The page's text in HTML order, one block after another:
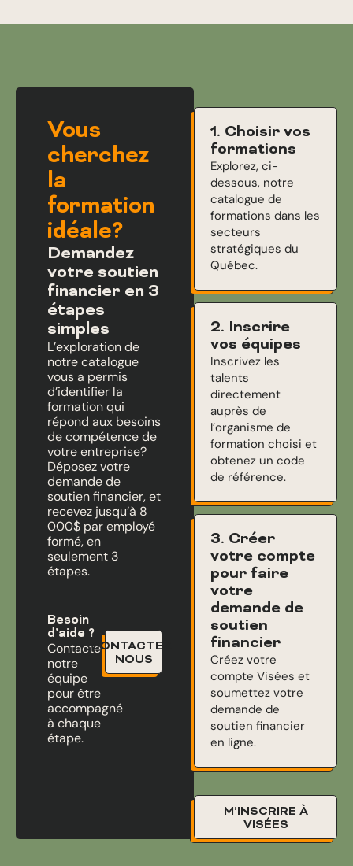
Vous
cherchez
la
formation
idéale?
Demandez
votre soutien
financier en 3
étapes
simples
L’exploration de
notre catalogue
vous a permis
d’identifier la
formation qui
répond aux besoins
de compétence de
votre entreprise?
Déposez votre
demande de
soutien financier, et
recevez jusqu’à 8
000$ par employé
formé, en
seulement 3
étapes.
Besoin
d’aide ?
Contactez
notre
équipe
pour être
accompagné
à chaque
étape.
CONTACTEZ-
NOUS
1. Choisir vos
formations
Explorez, ci-
dessous, notre
catalogue de
formations dans les
secteurs
stratégiques du
Québec.
2. Inscrire
vos équipes
Inscrivez les
talents
directement
auprès de
l’organisme de
formation choisi et
obtenez un code
de référence.
3. Créer
votre compte
pour faire
votre
demande de
soutien
financier
Créez votre
compte Visées et
soumettez votre
demande de
soutien financier
en ligne.
M’INSCRIRE À
VISÉES